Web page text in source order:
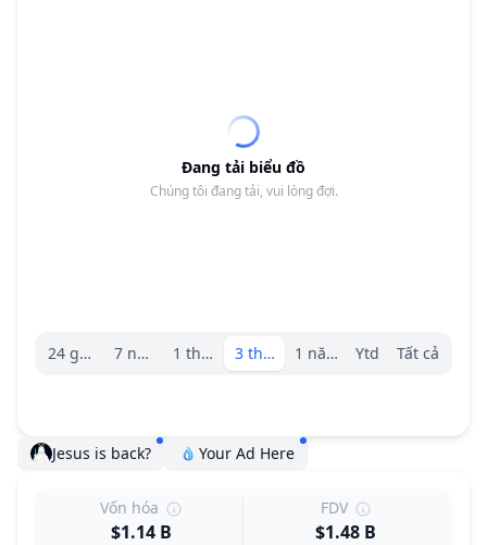
Đang tải biểu đồ
Chúng tôi đang tải, vui lòng đợi.
Trình chọn khoảng.
24 giờ 7 ngày 1 tháng 3 tháng 1 năm Ytd Tất cả
Jesus is back? Your Ad Here
Vốn hóa
$1.14 B
FDV
$1.48 B